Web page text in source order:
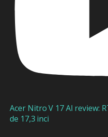
Acer Nitro V 17 AI review:
de 17,3 inci